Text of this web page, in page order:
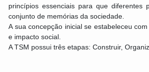
princípios essenciais para que
conjunto de memórias da sociedade.
A sua concepção inicial se estabeleceu
e impacto social.
A TSM possui três etapas: Construir,